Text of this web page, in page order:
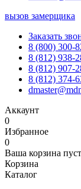
вызов замерщика
Заказать
8 (800) 300-
8 (812) 938-
8 (812) 907-
8 (812) 374-
Аккаунт
0
Избранное
0
Ваша корзина
Корзина
Каталог